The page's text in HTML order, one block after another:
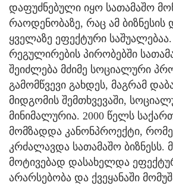
დაფუძნებული იყო სათამაშო
რაოდენობაზე, რაც ამ ბიზნესის
ყველაზე ეფექტური
რეგულირების პირობებში
შეიძლება მძიმე სოციალური
გამომწვევი გახდეს, მაგრამ
მიდგომის შემთხვევაში,
მინიმალურია. 2000 წელს
მომზადდა კანონპროექტი,
კრძალავდა სათამაშო ბიზნესს.
მოტივებად დასახელდა
არარსებობა და ქვეყანაში